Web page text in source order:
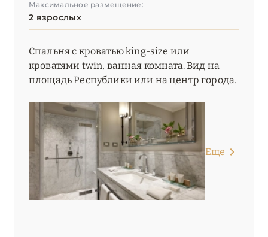
УМБРИЯ
ДЖУЛИЯ
ЭМИЛИЯ-РОМАНЬЯ
Максимальное размещение:
2 взрослых
Спальня с кроватью king-size или
кроватями twin, ванная комната. Вид на
площадь Республики или на центр города.
Еще